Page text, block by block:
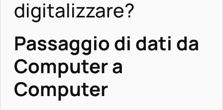
digitalizzare?
Passaggio di dati da
Computer a
Computer